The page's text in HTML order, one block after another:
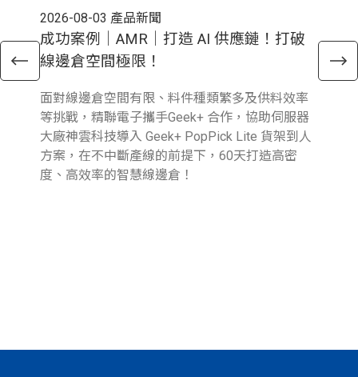
2026-08-03 產品新聞
成功案例｜AMR｜打造 AI 供應鏈！打破
線邊倉空間極限！
面對線邊倉空間有限、料件種類繁多及供料效率
等挑戰，精聯電子攜手Geek+ 合作，協助伺服器
大廠神雲科技導入 Geek+ PopPick Lite 貨架到人
方案，在不中斷產線的前提下，60天打造高密
度、高效率的智慧線邊倉！
電
倉